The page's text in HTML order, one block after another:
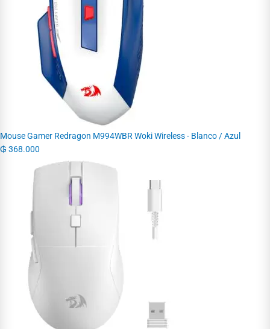
Mouse Gamer Redragon M994WBR Woki Wireless - Blanco / Azul
₲ 368.000